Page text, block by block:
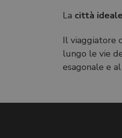
La città
Il viaggiatore
lungo le vie
esagonale e al